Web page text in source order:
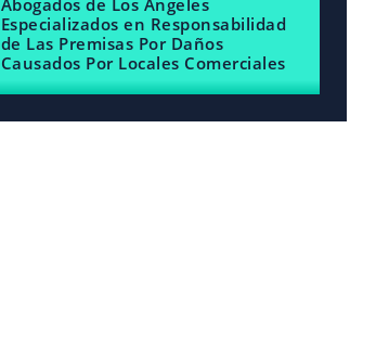
Abogados de Los Ángeles
Especializados en Responsabilidad
de Las Premisas Por Daños
Causados Por Locales Comerciales